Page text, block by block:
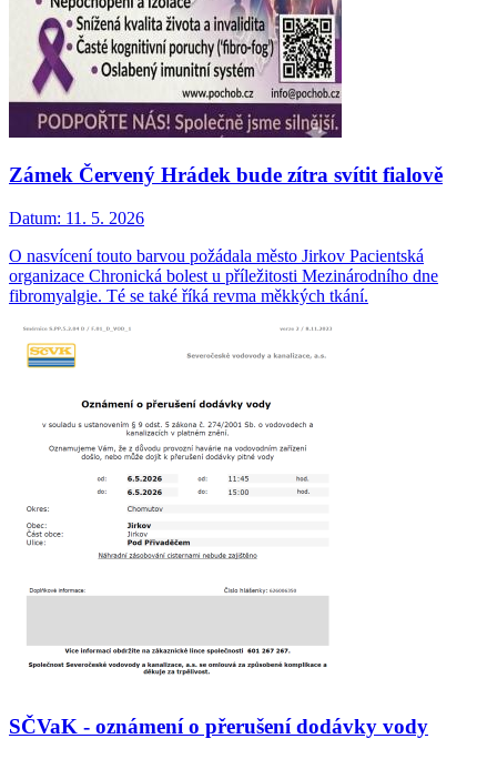
Zámek Červený Hrádek bude zítra svítit fialově
Datum: 11. 5. 2026
O nasvícení touto barvou požádala město Jirkov Pacientská
organizace Chronická bolest u příležitosti Mezinárodního dne
fibromyalgie. Té se také říká revma měkkých tkání.
SČVaK - oznámení o přerušení dodávky vody